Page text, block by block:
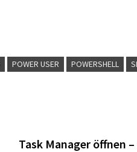
POWER USER POWERSHELL
Task Manager öffnen